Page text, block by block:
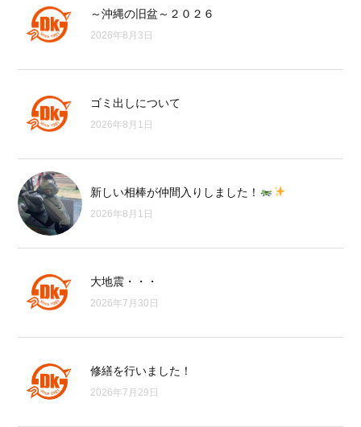
～沖縄の旧盆～２０２６
2026年8月3日
ゴミ出しについて
2026年8月1日
新しい相棒が仲間入りしました！
2026年8月1日
大地震・・・
2026年7月30日
修繕を行いました！
2026年7月29日